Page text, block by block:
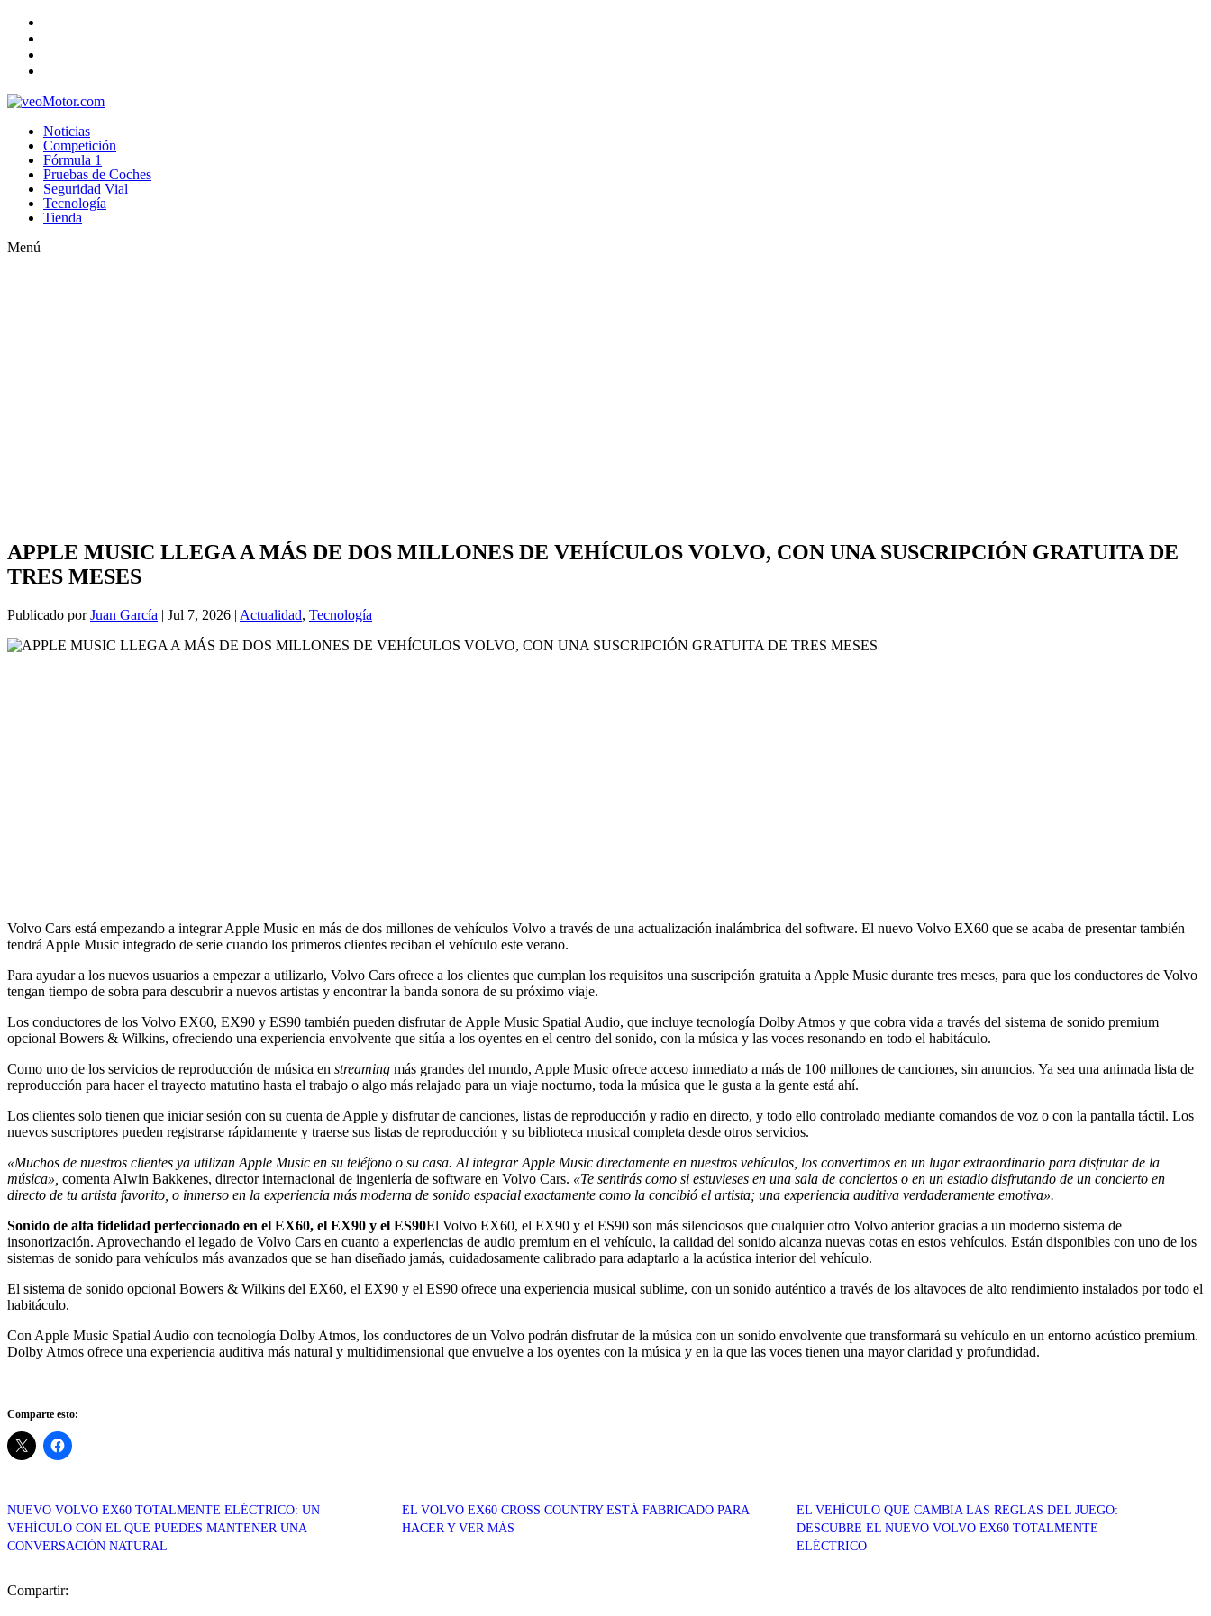
Noticias
Competición
Fórmula 1
Pruebas de Coches
Seguridad Vial
Tecnología
Tienda
Menú
APPLE MUSIC LLEGA A MÁS DE DOS MILLONES DE VEHÍCULOS VOLVO, CON UNA SUSCRIPCIÓN GRATUITA DE
TRES MESES
Publicado porJuan García | Jul 7, 2026 | Actualidad, Tecnología
Volvo Cars está empezando a integrar Apple Music en más de dos millones de vehículos Volvo a través de una actualización inalámbrica del software. El nuevo Volvo EX60 que se acaba de presentar también
tendrá Apple Music integrado de serie cuando los primeros clientes reciban el vehículo este verano.
Para ayudar a los nuevos usuarios a empezar a utilizarlo, Volvo Cars ofrece a los clientes que cumplan los requisitos una suscripción gratuita a Apple Music durante tres meses, para que los conductores de Volvo
tengan tiempo de sobra para descubrir a nuevos artistas y encontrar la banda sonora de su próximo viaje.
Los conductores de los Volvo EX60, EX90 y ES90 también pueden disfrutar de Apple Music Spatial Audio, que incluye tecnología Dolby Atmos y que cobra vida a través del sistema de sonido premium
opcional Bowers & Wilkins, ofreciendo una experiencia envolvente que sitúa a los oyentes en el centro del sonido, con la música y las voces resonando en todo el habitáculo.
Como uno de los servicios de reproducción de música en streaming más grandes del mundo, Apple Music ofrece acceso inmediato a más de 100 millones de canciones, sin anuncios. Ya sea una animada lista de
reproducción para hacer el trayecto matutino hasta el trabajo o algo más relajado para un viaje nocturno, toda la música que le gusta a la gente está ahí.
Los clientes solo tienen que iniciar sesión con su cuenta de Apple y disfrutar de canciones, listas de reproducción y radio en directo, y todo ello controlado mediante comandos de voz o con la pantalla táctil. Los
nuevos suscriptores pueden registrarse rápidamente y traerse sus listas de reproducción y su biblioteca musical completa desde otros servicios.
«Muchos de nuestros clientes ya utilizan Apple Music en su teléfono o su casa. Al integrar Apple Music directamente en nuestros vehículos, los convertimos en un lugar extraordinario para disfrutar de la
música», comenta Alwin Bakkenes, director internacional de ingeniería de software en Volvo Cars. «Te sentirás como si estuvieses en una sala de conciertos o en un estadio disfrutando de un concierto en
directo de tu artista favorito, o inmerso en la experiencia más moderna de sonido espacial exactamente como la concibió el artista; una experiencia auditiva verdaderamente emotiva».
Sonido de alta fidelidad perfeccionado en el EX60, el EX90 y el ES90El Volvo EX60, el EX90 y el ES90 son más silenciosos que cualquier otro Volvo anterior gracias a un moderno sistema de
insonorización. Aprovechando el legado de Volvo Cars en cuanto a experiencias de audio premium en el vehículo, la calidad del sonido alcanza nuevas cotas en estos vehículos. Están disponibles con uno de los
sistemas de sonido para vehículos más avanzados que se han diseñado jamás, cuidadosamente calibrado para adaptarlo a la acústica interior del vehículo.
El sistema de sonido opcional Bowers & Wilkins del EX60, el EX90 y el ES90 ofrece una experiencia musical sublime, con un sonido auténtico a través de los altavoces de alto rendimiento instalados por todo el
habitáculo.
Con Apple Music Spatial Audio con tecnología Dolby Atmos, los conductores de un Volvo podrán disfrutar de la música con un sonido envolvente que transformará su vehículo en un entorno acústico premium.
Dolby Atmos ofrece una experiencia auditiva más natural y multidimensional que envuelve a los oyentes con la música y en la que las voces tienen una mayor claridad y profundidad.
Comparte esto:
NUEVO VOLVO EX60 TOTALMENTE ELÉCTRICO: UN
VEHÍCULO CON EL QUE PUEDES MANTENER UNA
CONVERSACIÓN NATURAL
EL VOLVO EX60 CROSS COUNTRY ESTÁ FABRICADO PARA
HACER Y VER MÁS
EL VEHÍCULO QUE CAMBIA LAS REGLAS DEL JUEGO:
DESCUBRE EL NUEVO VOLVO EX60 TOTALMENTE
ELÉCTRICO
Compartir: